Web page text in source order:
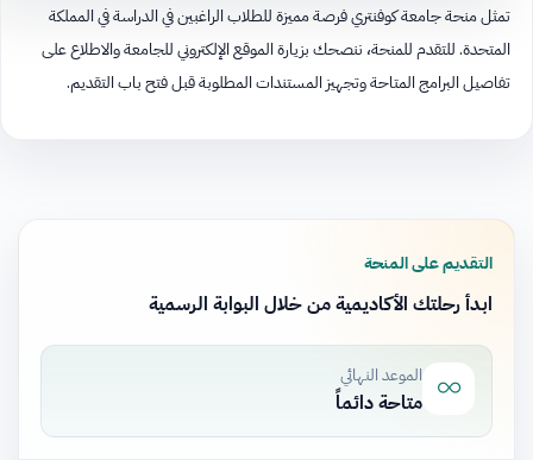
تمثل منحة جامعة كوفنتري فرصة مميزة للطلاب الراغبين في الدراسة في المملكة
المتحدة. للتقدم للمنحة، ننصحك بزيارة الموقع الإلكتروني للجامعة والاطلاع على
تفاصيل البرامج المتاحة وتجهيز المستندات المطلوبة قبل فتح باب التقديم.
التقديم على المنحة
ابدأ رحلتك الأكاديمية من خلال البوابة الرسمية
الموعد النهائي
متاحة دائماً